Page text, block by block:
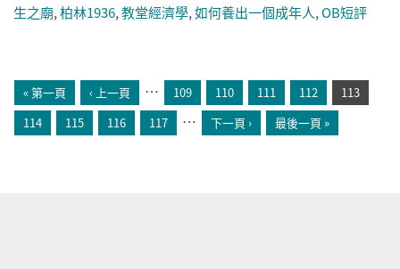
生之廟,柏林1936,教堂經濟學,如何養出一個成年人,OB短評
« 第一頁 ‹ 上一頁 … 109 110 111 112
113
114
115 116 117 … 下一頁 › 最後一頁 »